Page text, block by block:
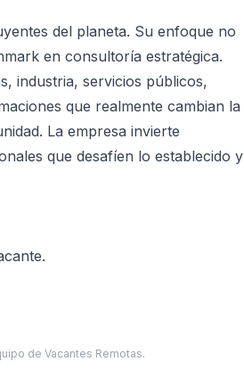
del planeta. Su enfoque no
en consultoría estratégica.
industria, servicios públicos,
que realmente cambian la
La empresa invierte
que desafíen lo establecido y
de Vacantes Remotas.